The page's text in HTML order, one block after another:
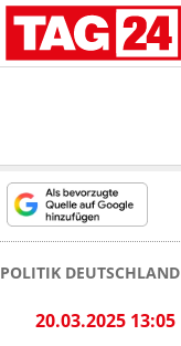
POLITIK DEUTSCHLAND
20.03.2025 13:05